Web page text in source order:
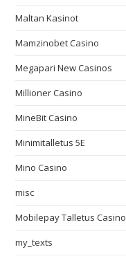
Maltan Kasinot
Mamzinobet Casino
Megapari New Casinos
Millioner Casino
MineBit Casino
Minimitalletus 5E
Mino Casino
misc
Mobilepay Talletus Casino
my_texts